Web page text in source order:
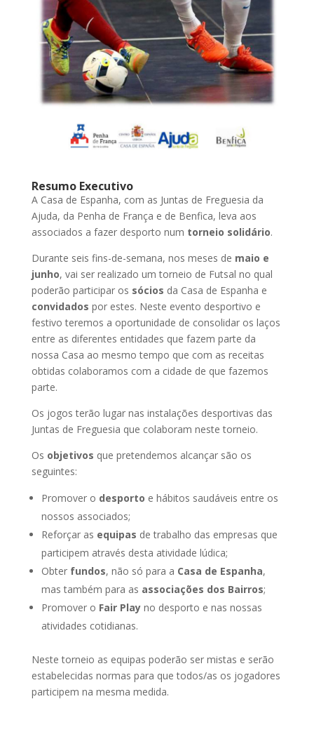
Resumo Executivo
A Casa de Espanha, com as Juntas de Freguesia da
Ajuda, da Penha de França e de Benfica, leva aos
associados a fazer desporto num torneio solidário.
Durante seis fins-de-semana, nos meses de maio e
junho, vai ser realizado um torneio de Futsal no qual
poderão participar os sócios da Casa de Espanha e
convidados por estes. Neste evento desportivo e
festivo teremos a oportunidade de consolidar os laços
entre as diferentes entidades que fazem parte da
nossa Casa ao mesmo tempo que com as receitas
obtidas colaboramos com a cidade de que fazemos
parte.
Os jogos terão lugar nas instalações desportivas das
Juntas de Freguesia que colaboram neste torneio.
Os objetivos que pretendemos alcançar são os
seguintes:
Promover o desporto e hábitos saudáveis entre os
nossos associados;
Reforçar as equipas de trabalho das empresas que
participem através desta atividade lúdica;
Obter fundos, não só para a Casa de Espanha,
mas também para as associações dos Bairros;
Promover o Fair Playno desporto e nas nossas
atividades cotidianas.
Neste torneio as equipas poderão ser mistas e serão
estabelecidas normas para que todos/as os jogadores
participem na mesma medida.